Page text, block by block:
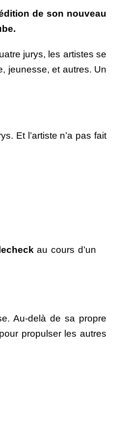
de son nouveau
jurys, les artistes se
jeunesse, et autres. Un
Et l’artiste n’a pas fait
au cours d’un
Au-delà de sa propre
propulser les autres